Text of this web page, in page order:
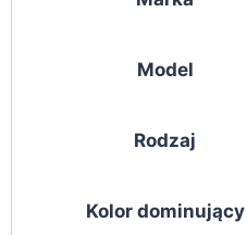
Model
Rodzaj
Kolor dominujący